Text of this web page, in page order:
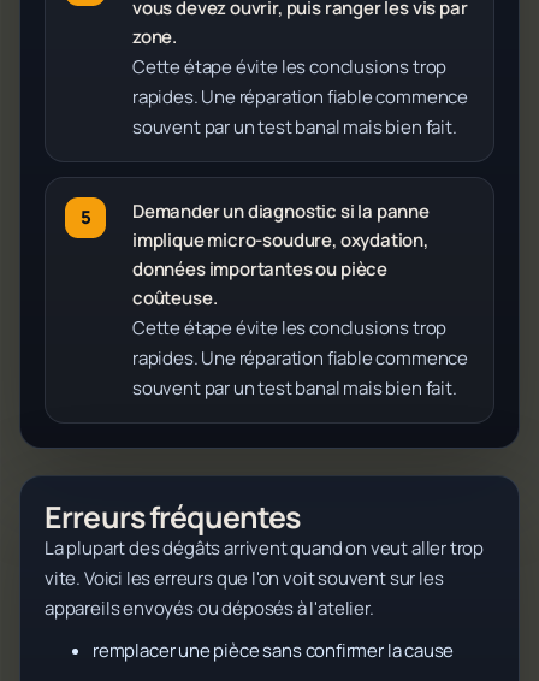
vous devez ouvrir, puis ranger les vis par
zone.
Cette étape évite les conclusions trop
rapides. Une réparation fiable commence
souvent par un test banal mais bien fait.
Demander un diagnostic si la panne
implique micro-soudure, oxydation,
données importantes ou pièce
coûteuse.
Cette étape évite les conclusions trop
rapides. Une réparation fiable commence
souvent par un test banal mais bien fait.
Erreurs fréquentes
La plupart des dégâts arrivent quand on veut aller trop
vite. Voici les erreurs que l'on voit souvent sur les
appareils envoyés ou déposés à l'atelier.
remplacer une pièce sans confirmer la cause